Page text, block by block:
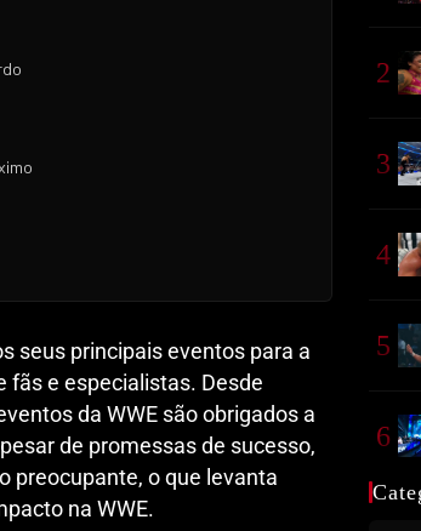
seus principais eventos para a
fãs e especialistas. Desde
da WWE são obrigados a
de promessas de sucesso,
preocupante, o que levanta
na WWE.
2
3
4
5
6